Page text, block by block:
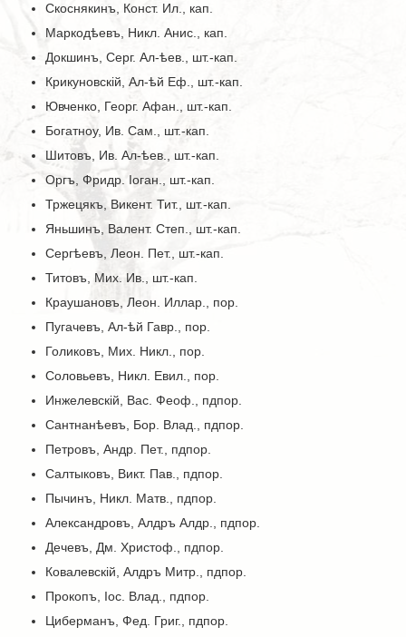
Скоснякинъ, Конст. Ил., кап.
Маркодѣевъ, Никл. Анис., кап.
Докшинъ, Серг. Ал-ѣев., шт.-кап.
Крикуновскій, Ал-ѣй Еф., шт.-кап.
Ювченко, Георг. Афан., шт.-кап.
Богатноу, Ив. Сам., шт.-кап.
Шитовъ, Ив. Ал-ѣев., шт.-кап.
Оргъ, Фридр. Іоган., шт.-кап.
Тржецякъ, Викент. Тит., шт.-кап.
Яньшинъ, Валент. Степ., шт.-кап.
Сергѣевъ, Леон. Пет., шт.-кап.
Титовъ, Мих. Ив., шт.-кап.
Краушановъ, Леон. Иллар., пор.
Пугачевъ, Ал-ѣй Гавр., пор.
Голиковъ, Мих. Никл., пор.
Соловьевъ, Никл. Евил., пор.
Инжелевскій, Вас. Феоф., пдпор.
Сантнанѣевъ, Бор. Влад., пдпор.
Петровъ, Андр. Пет., пдпор.
Салтыковъ, Викт. Пав., пдпор.
Пычинъ, Никл. Матв., пдпор.
Александровъ, Алдръ Алдр., пдпор.
Дечевъ, Дм. Христоф., пдпор.
Ковалевскій, Алдръ Митр., пдпор.
Прокопъ, Іос. Влад., пдпор.
Циберманъ, Фед. Григ., пдпор.